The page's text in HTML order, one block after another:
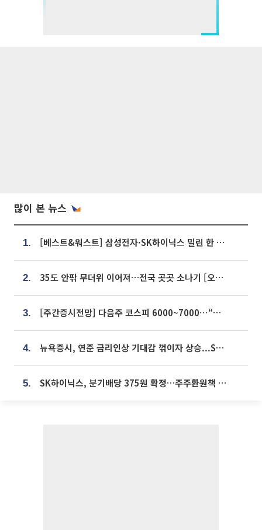
많이 본 뉴스
1. [베스트&워스트] 삼성전자·SK하이닉스 밀린 한 주…상상인증권은 85% 급등
2. 35도 안팎 무더위 이어져…전국 곳곳 소나기 [오늘 날씨]
3. [주간증시전망] 다음주 코스피 6000~7000⋯“外人 수급은 정책이 변수”
4. 뉴욕증시, 연준 금리인상 기대감 꺾이자 상승...S&P500 사상 최고치 [종합]
5. SK하이닉스, 분기배당 375원 확정…주주환원책 9월로 앞당겨 발표